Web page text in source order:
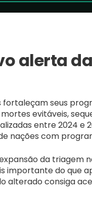
alerta
fortaleçam seus
evitáveis,
entre 2024 e
nações com
da triagem
importante do que
alterado consiga